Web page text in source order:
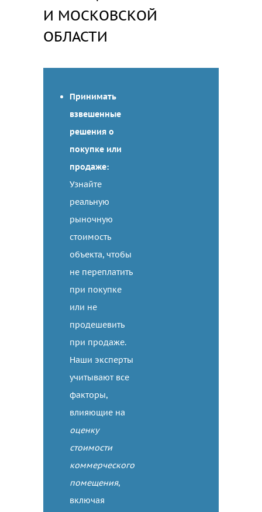
И МОСКОВСКОЙ
ОБЛАСТИ
Принимать
взвешенные
решения о
покупке или
продаже:
Узнайте
реальную
рыночную
стоимость
объекта, чтобы
не переплатить
при покупке
или не
продешевить
при продаже.
Наши эксперты
учитывают все
факторы,
влияющие на
оценку
стоимости
коммерческого
помещения,
включая